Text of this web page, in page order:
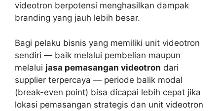
videotron berpotensi menghasilkan dampak
branding yang jauh lebih besar.
Bagi pelaku bisnis yang memiliki unit videotron
sendiri — baik melalui pembelian maupun
melalui jasa pemasangan videotron dari
supplier terpercaya — periode balik modal
(break-even point) bisa dicapai lebih cepat jika
lokasi pemasangan strategis dan unit videotron